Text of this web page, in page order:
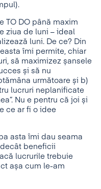
TO DO până maxim
ziua de luni – ideal
luni. De ce? Din
îmi permite, chiar
să maximizez șansele
și să nu
următoare și b)
lucruri neplanificate
Nu e pentru că joi și
ce ar fi o idee
asta îmi dau seama
beneficii
lucrurile trebuie
așa cum le-am